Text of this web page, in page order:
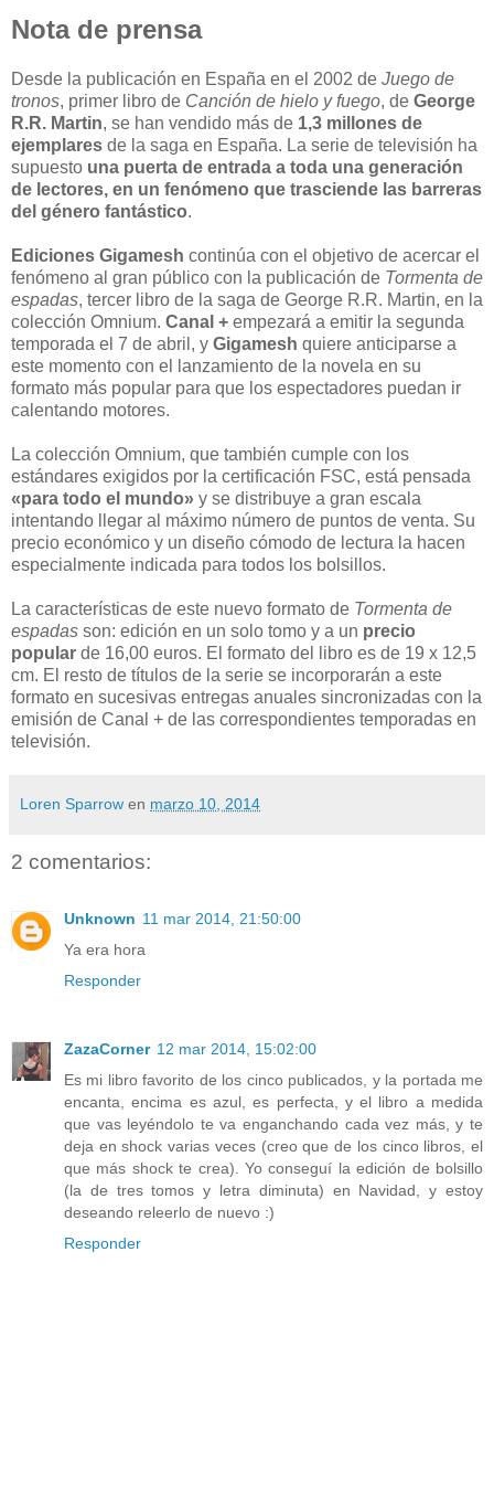
Nota de prensa
Desde la publicación en España en el 2002 de Juego de
tronos, primer libro de Canción de hielo y fuego, de George
R.R. Martin, se han vendido más de 1,3 millones de
ejemplares de la saga en España. La serie de televisión ha
supuesto una puerta de entrada a toda una generación
de lectores, en un fenómeno que trasciende las barreras
del género fantástico.
Ediciones Gigamesh continúa con el objetivo de acercar el
fenómeno al gran público con la publicación de Tormenta de
espadas, tercer libro de la saga de George R.R. Martin, en la
colección Omnium. Canal + empezará a emitir la segunda
temporada el 7 de abril, y Gigamesh quiere anticiparse a
este momento con el lanzamiento de la novela en su
formato más popular para que los espectadores puedan ir
calentando motores.
La colección Omnium, que también cumple con los
estándares exigidos por la certificación FSC, está pensada
«para todo el mundo» y se distribuye a gran escala
intentando llegar al máximo número de puntos de venta. Su
precio económico y un diseño cómodo de lectura la hacen
especialmente indicada para todos los bolsillos.
La características de este nuevo formato de Tormenta de
espadas son: edición en un solo tomo y a un precio
popular de 16,00 euros. El formato del libro es de 19 x 12,5
cm. El resto de títulos de la serie se incorporarán a este
formato en sucesivas entregas anuales sincronizadas con la
emisión de Canal + de las correspondientes temporadas en
televisión.
Loren Sparrow en marzo 10, 2014
2 comentarios:
Unknown 11 mar 2014, 21:50:00
Ya era hora
Responder
ZazaCorner 12 mar 2014, 15:02:00
Es mi libro favorito de los cinco publicados, y la portada me
encanta, encima es azul, es perfecta, y el libro a medida
que vas leyéndolo te va enganchando cada vez más, y te
deja en shock varias veces (creo que de los cinco libros, el
que más shock te crea). Yo conseguí la edición de bolsillo
(la de tres tomos y letra diminuta) en Navidad, y estoy
deseando releerlo de nuevo :)
Responder